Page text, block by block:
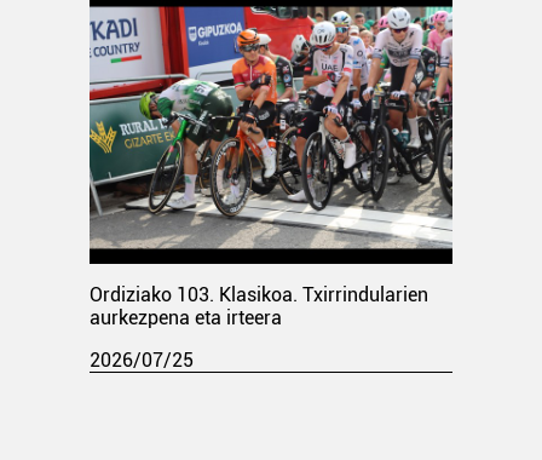
Ordiziako 103. Klasikoa. Txirrindularien
aurkezpena eta irteera
2026/07/25